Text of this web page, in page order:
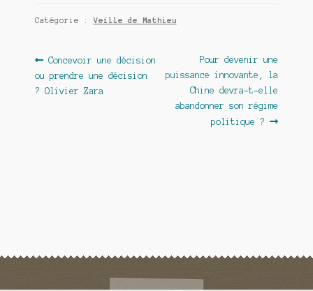
Catégorie :Veille de Mathieu
Navigation
de
Article
précédent :
Concevoir une décision
ou prendre une décision
? Olivier Zara
Article
suivant :
Pour devenir une
puissance innovante, la
Chine devra-t-elle
abandonner son régime
politique ?